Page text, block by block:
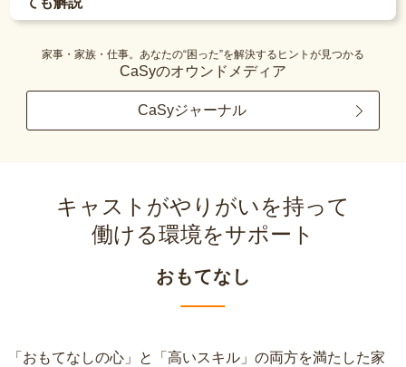
家事・家族・仕事。あなたの“困った”を解決するヒントが見つかる
CaSyのオウンドメディア
CaSyジャーナル
キャストがやりがいを持って
働ける環境をサポート
おもてなし
「おもてなしの心」と「高いスキル」の両方を満たした家